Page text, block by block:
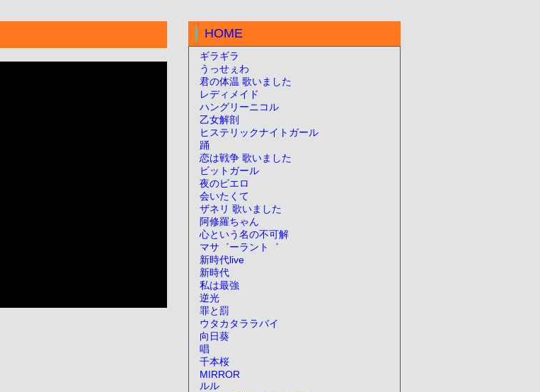
HOME
ギラギラ
うっせぇわ
君の体温 歌いました
レディメイド
ハングリーニコル
乙女解剖
ヒステリックナイトガール
踊
恋は戦争 歌いました
ビットガール
夜のピエロ
会いたくて
ザネリ 歌いました
阿修羅ちゃん
心という名の不可解
マサ゛ーラント゛
新時代live
新時代
私は最強
逆光
罪と罰
ウタカタララバイ
向日葵
唱
千本桜
MIRROR
ルル